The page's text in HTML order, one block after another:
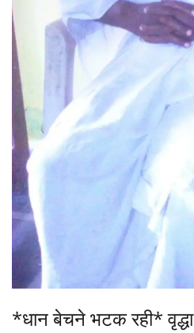
*धान बेचने भटक रही* वृद्धा